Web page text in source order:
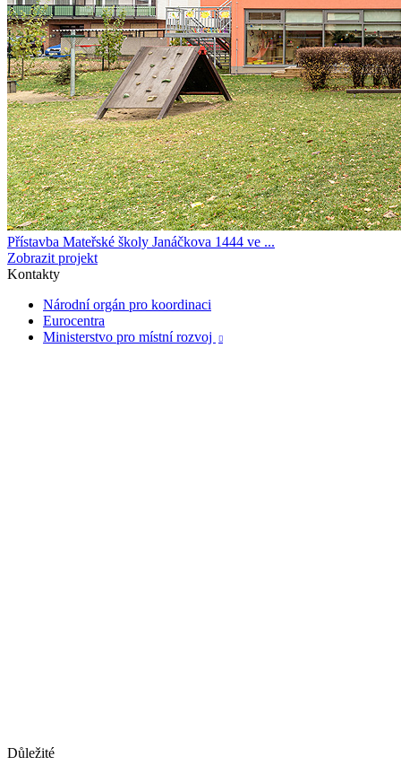
Přístavba Mateřské školy Janáčkova 1444 ve ...
Zobrazit projekt
Kontakty
Národní orgán pro koordinaci
Eurocentra
Ministerstvo pro místní rozvoj

Důležité